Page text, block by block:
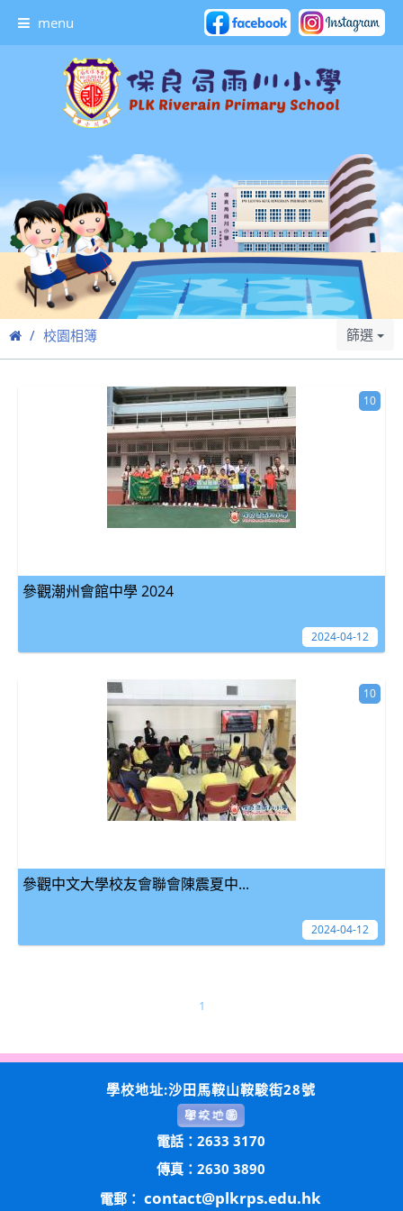
menu
校園相簿 篩選
參觀潮州會館中學 2024
10
2024-04-12
參觀中文大學校友會聯會陳震夏中...
10
2024-04-12
1
學校地址:沙田馬鞍山鞍駿街28號
電話：2633 3170
傳真：2630 3890
電郵： contact@plkrps.edu.hk